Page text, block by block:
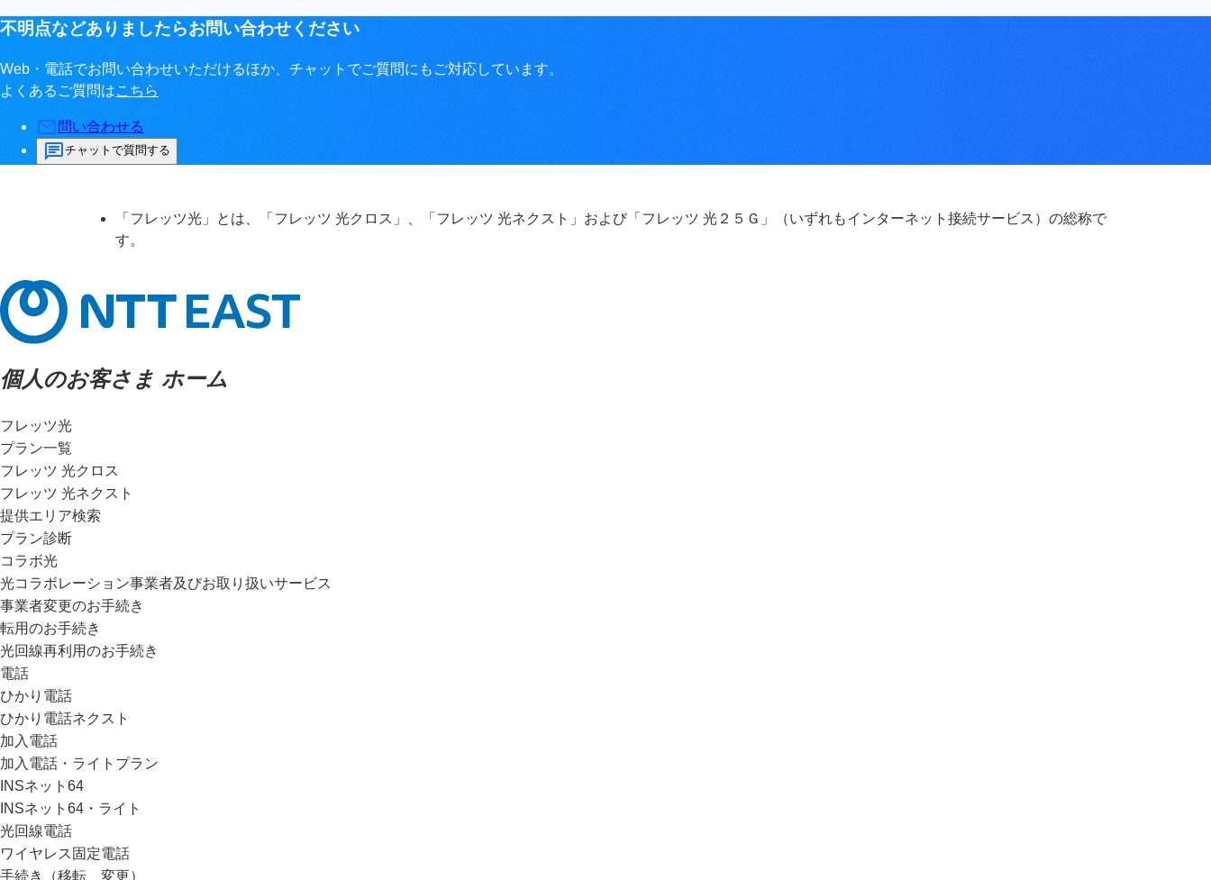
不明点などありましたらお問い合わせください
Web・電話でお問い合わせいただけるほか、チャットでご質問にもご対応しています。
よくあるご質問はこちら
問い合わせる
チャットで質問する
「フレッツ光」とは、「フレッツ 光クロス」、「フレッツ 光ネクスト」および「フレッツ 光２５Ｇ」（いずれもインターネット接続サービス）の総称で
す。
個人のお客さま ホーム
フレッツ光
プラン一覧
フレッツ 光クロス
フレッツ 光ネクスト
提供エリア検索
プラン診断
コラボ光
光コラボレーション事業者及びお取り扱いサービス
事業者変更のお手続き
転用のお手続き
光回線再利用のお手続き
電話
ひかり電話
ひかり電話ネクスト
加入電話
加入電話・ライトプラン
INSネット64
INSネット64・ライト
光回線電話
ワイヤレス固定電話
手続き（移転、変更）